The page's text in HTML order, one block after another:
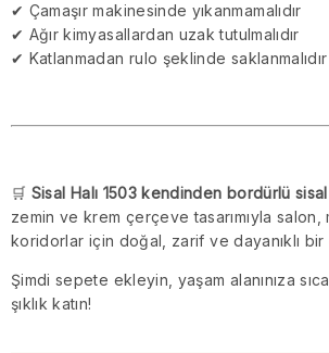
✔ Çamaşır makinesinde yıkanmamalıdır
✔ Ağır kimyasallardan uzak tutulmalıdır
✔ Katlanmadan rulo şeklinde saklanmalıdır
🛒 Sisal Halı 1503 kendinden bordürlü
zemin ve krem çerçeve tasarımıyla salon,
koridorlar için doğal, zarif ve dayanıklı bir
Şimdi sepete ekleyin, yaşam alanınıza
şıklık katın!